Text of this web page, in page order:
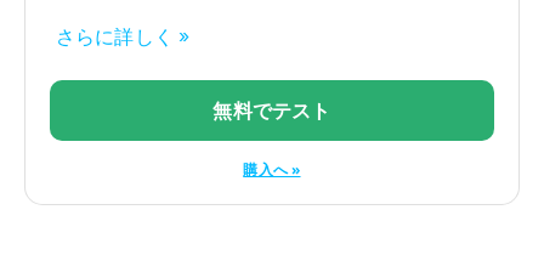
さらに詳しく »
無料でテスト
購入へ »